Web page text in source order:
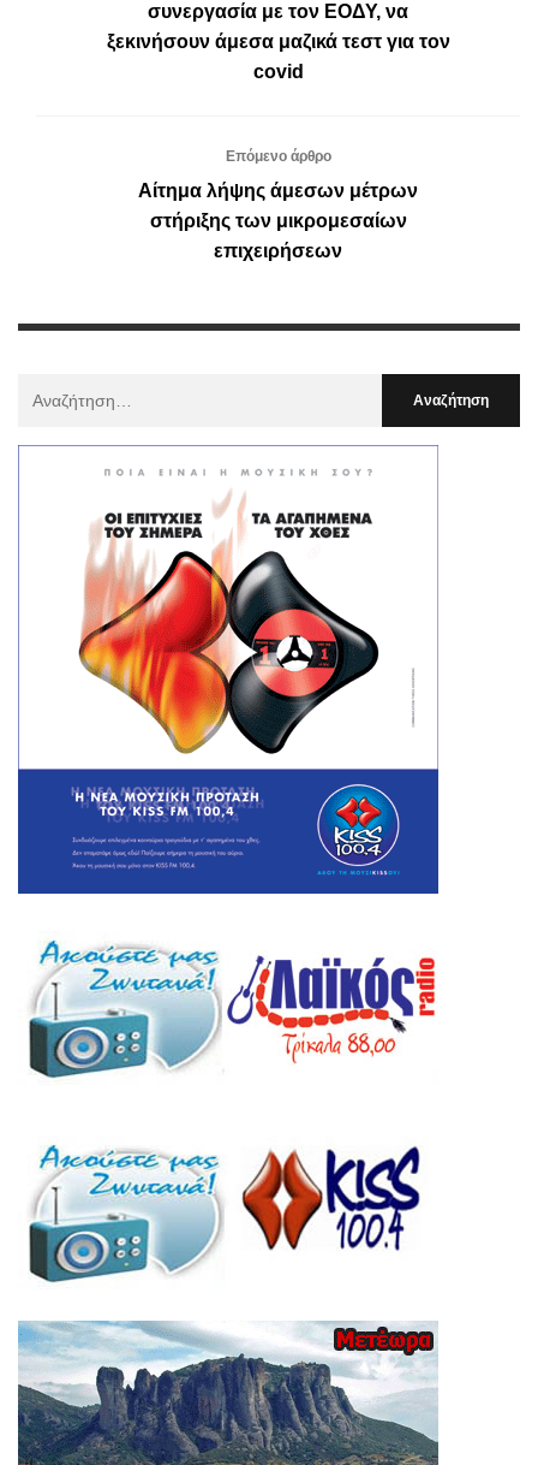
συνεργασία με τον ΕΟΔΥ, να
ξεκινήσουν άμεσα μαζικά τεστ για τον
covid
Επόμενο άρθρο
Αίτημα λήψης άμεσων μέτρων
στήριξης των μικρομεσαίων
επιχειρήσεων
: